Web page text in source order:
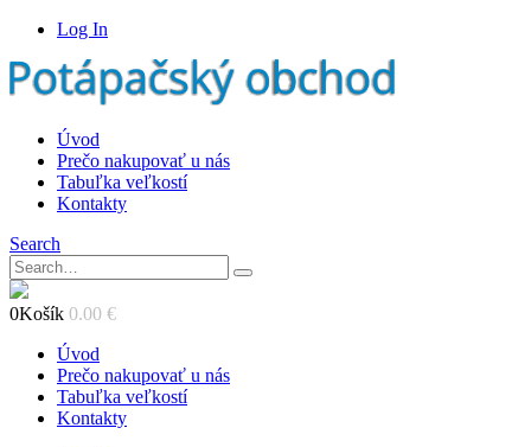
Log In
Úvod
Prečo nakupovať u nás
Tabuľka veľkostí
Kontakty
Search
0Košík 0.00 €
Úvod
Prečo nakupovať u nás
Tabuľka veľkostí
Kontakty